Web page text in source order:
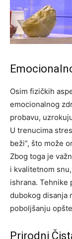
Osim fizičkih
emocionalnog
probavu,
U trenucima
beži”, što može
Zbog toga je
i kvalitetnom
ishrana. Tehnike
dubokog disanja
poboljšanju
Prirodni